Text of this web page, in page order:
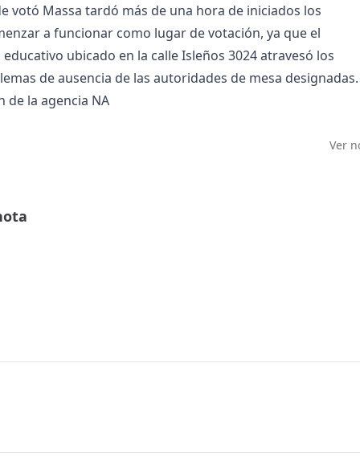
votó Massa tardó más de una hora de iniciados los
a funcionar como lugar de votación, ya que el
ubicado en la calle Isleños 3024 atravesó los
de ausencia de las autoridades de mesa designadas.
de la agencia NA
Ver